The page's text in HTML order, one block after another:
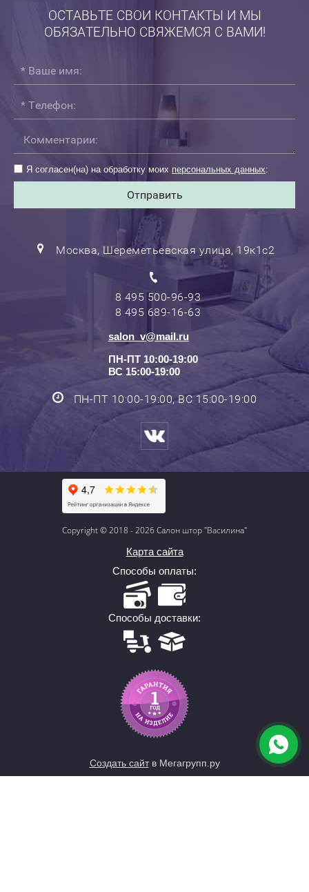
ОСТАВЬТЕ СВОИ КОНТАКТЫ И МЫ
ОБЯЗАТЕЛЬНО СВЯЖЕМСЯ С ВАМИ!
Я согласен(на) на обработку моих персональных данных:
Отправить
Москва, Шереметьевская улица, 19к1с2
8 495 500-96-93
8 495 689-16-63
salon_v@mail.ru
ПН-ПТ 10:00-19:00
ВС 15:00-19:00
ПН-ПТ 10:00-19:00, ВС 15:00-19:00
Copyright © 2018 - 2026 Салон штор "Василина"
Карта сайта
Способы оплаты:
Способы доставки:
Создать сайтв Мегагрупп.ру